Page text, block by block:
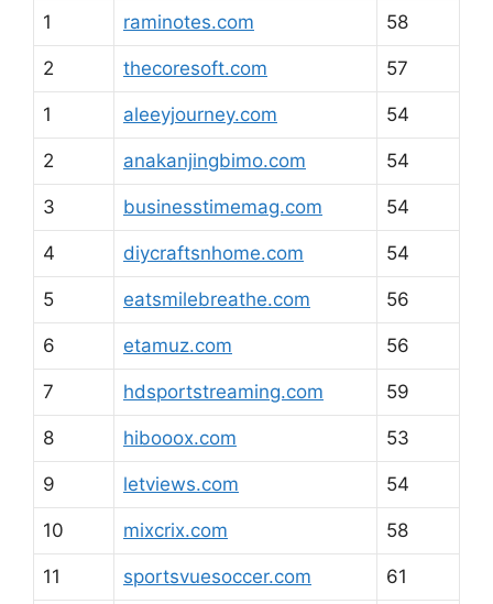
1 raminotes.com 58
2 thecoresoft.com 57
1 aleeyjourney.com 54
2 anakanjingbimo.com 54
3 businesstimemag.com 54
4 diycraftsnhome.com 54
5 eatsmilebreathe.com 56
6 etamuz.com 56
7 hdsportstreaming.com 59
8 hibooox.com 53
9 letviews.com 54
10 mixcrix.com 58
11 sportsvuesoccer.com 61